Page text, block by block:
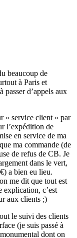
beaucoup de
à Paris et
passer d’appels aux
« service client » par
l’expédition de
en service de ma
ma commande (de
de refus de CB. Je
dans le vert,
a bien eu lieu.
me dit que tout est
explication, c’est
aux clients ;)
le suivi des clients
(je suis passé à
dont on